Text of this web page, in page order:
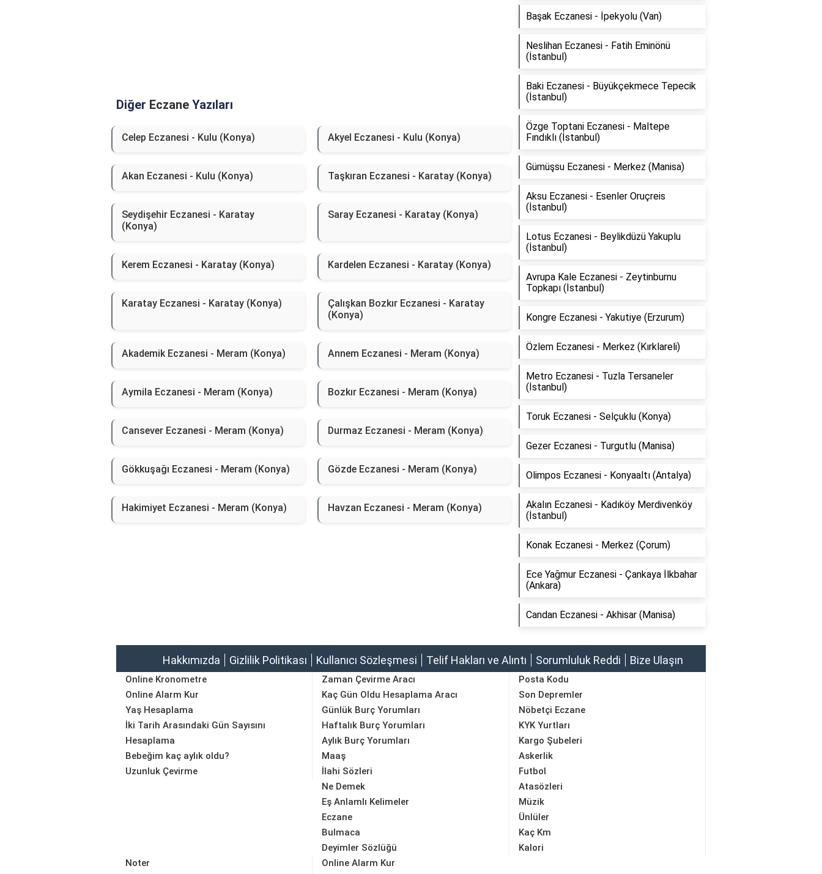
Diğer Eczane Yazıları
Celep Eczanesi - Kulu (Konya) Akyel Eczanesi - Kulu (Konya)
Akan Eczanesi - Kulu (Konya) Taşkıran Eczanesi - Karatay (Konya)
Seydişehir Eczanesi - Karatay
(Konya)
Saray Eczanesi - Karatay (Konya)
Kerem Eczanesi - Karatay (Konya) Kardelen Eczanesi - Karatay (Konya)
Karatay Eczanesi - Karatay (Konya)
Çalışkan Bozkır Eczanesi - Karatay
(Konya)
Akademik Eczanesi - Meram (Konya) Annem Eczanesi - Meram (Konya)
Aymila Eczanesi - Meram (Konya) Bozkır Eczanesi - Meram (Konya)
Cansever Eczanesi - Meram (Konya) Durmaz Eczanesi - Meram (Konya)
Gökkuşağı Eczanesi - Meram (Konya) Gözde Eczanesi - Meram (Konya)
Hakimiyet Eczanesi - Meram (Konya) Havzan Eczanesi - Meram (Konya)
Başak Eczanesi - İpekyolu (Van)
Neslihan Eczanesi - Fatih Eminönü
(İstanbul)
Baki Eczanesi - Büyükçekmece Tepecik
(İstanbul)
Özge Toptani Eczanesi - Maltepe
Fındıklı (İstanbul)
Gümüşsu Eczanesi - Merkez (Manisa)
Aksu Eczanesi - Esenler Oruçreis
(İstanbul)
Lotus Eczanesi - Beylikdüzü Yakuplu
(İstanbul)
Avrupa Kale Eczanesi - Zeytinburnu
Topkapı (İstanbul)
Kongre Eczanesi - Yakutiye (Erzurum)
Özlem Eczanesi - Merkez (Kırklareli)
Metro Eczanesi - Tuzla Tersaneler
(İstanbul)
Toruk Eczanesi - Selçuklu (Konya)
Gezer Eczanesi - Turgutlu (Manisa)
Olimpos Eczanesi - Konyaaltı (Antalya)
Akalın Eczanesi - Kadıköy Merdivenköy
(İstanbul)
Konak Eczanesi - Merkez (Çorum)
Ece Yağmur Eczanesi - Çankaya İlkbahar
(Ankara)
Candan Eczanesi - Akhisar (Manisa)
Hakkımızda Gizlilik Politikası Kullanıcı Sözleşmesi Telif Hakları ve Alıntı Sorumluluk Reddi Bize Ulaşın
Online Kronometre
Online Alarm Kur
Yaş Hesaplama
İki Tarih Arasındaki Gün Sayısını
Hesaplama
Bebeğim kaç aylık oldu?
Uzunluk Çevirme
Zaman Çevirme Aracı
Kaç Gün Oldu Hesaplama Aracı
Günlük Burç Yorumları
Haftalık Burç Yorumları
Aylık Burç Yorumları
Maaş
Posta Kodu
Son Depremler
Nöbetçi Eczane
KYK Yurtları
Kargo Şubeleri
Askerlik
İlahi Sözleri
Ne Demek
Eş Anlamlı Kelimeler
Eczane
Bulmaca
Deyimler Sözlüğü
Futbol
Atasözleri
Müzik
Ünlüler
Kaç Km
Kalori
Noter
Online Alarm Kur